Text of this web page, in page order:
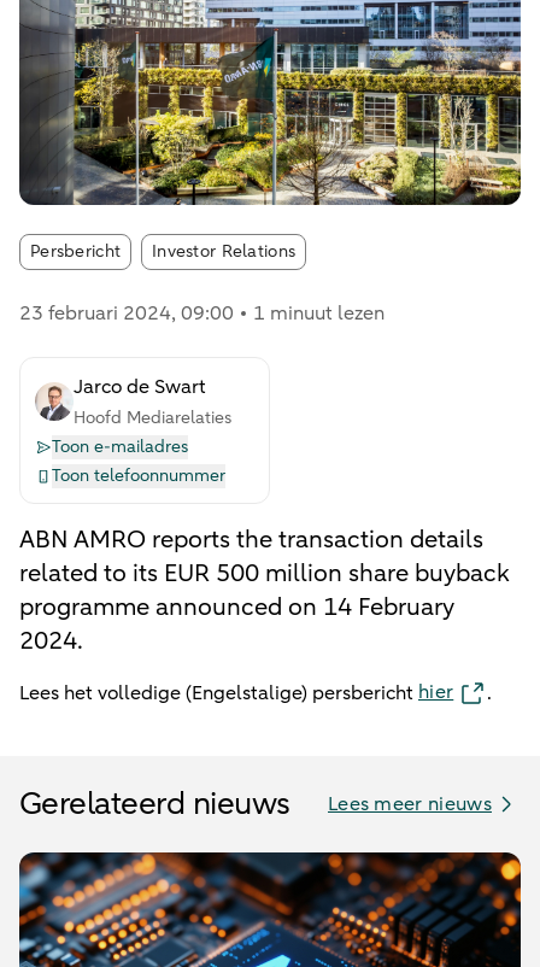
Persbericht Article tags:
Investor Relations
23 februari 2024, 09:00 1 minuut lezen
Jarco de Swart
Hoofd Mediarelaties
Toon e-mailadres
Toon telefoonnummer
ABN AMRO reports the transaction details
related to its EUR 500 million share buyback
programme announced on 14 February
2024.
Lees het volledige (Engelstalige) persbericht hier .
Gerelateerd nieuws Lees meer nieuws